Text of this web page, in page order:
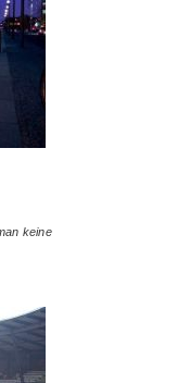
keine